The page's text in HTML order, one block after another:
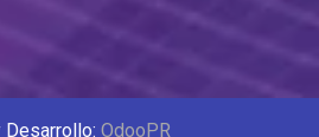
Desarrollo: OdooPR